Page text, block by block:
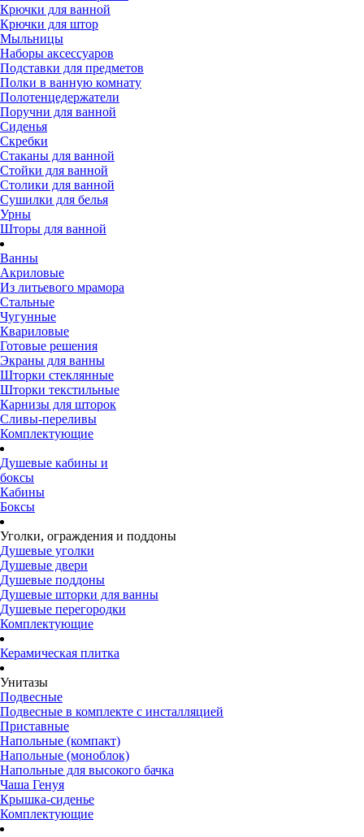
Крючки для ванной
Крючки для штор
Мыльницы
Наборы аксессуаров
Подставки для предметов
Полки в ванную комнату
Полотенцедержатели
Поручни для ванной
Сиденья
Скребки
Стаканы для ванной
Стойки для ванной
Столики для ванной
Сушилки для белья
Урны
Шторы для ванной
Ванны
Акриловые
Из литьевого мрамора
Стальные
Чугунные
Квариловые
Готовые решения
Экраны для ванны
Шторки стеклянные
Шторки текстильные
Карнизы для шторок
Сливы-переливы
Комплектующие
Душевые кабины и
боксы
Кабины
Боксы
Уголки, ограждения и поддоны
Душевые уголки
Душевые двери
Душевые поддоны
Душевые шторки для ванны
Душевые перегородки
Комплектующие
Керамическая плитка
Унитазы
Подвесные
Подвесные в комплекте с инсталляцией
Приставные
Напольные (компакт)
Напольные (моноблок)
Напольные для высокого бачка
Чаша Генуя
Крышка-сиденье
Комплектующие